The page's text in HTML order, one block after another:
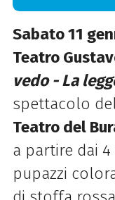
Sabato 11
Teatro
vedo - La
spettacolo
Teatro del
a partire dai
pupazzi